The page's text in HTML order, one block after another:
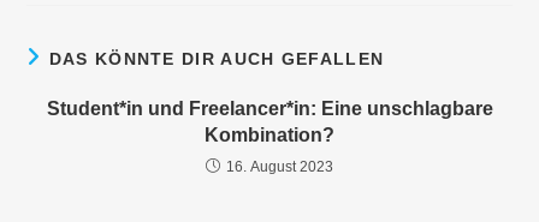
DAS KÖNNTE DIR AUCH GEFALLEN
Student*in und Freelancer*in: Eine unschlagbare
Kombination?
16. August 2023